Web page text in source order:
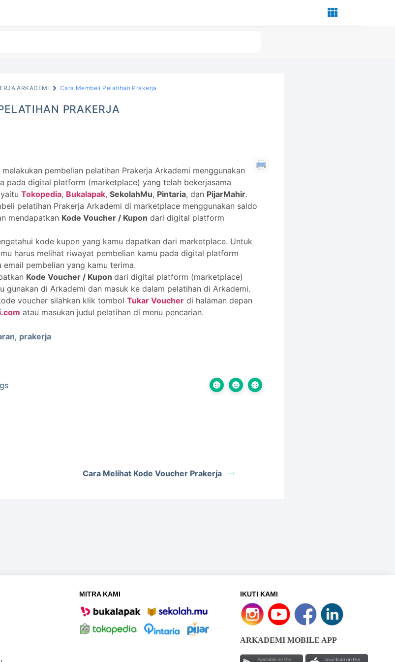
ARKADEMI Cara Membeli Pelatihan Prakerja
PRAKERJA
pembelian pelatihan Prakerja Arkademi menggunakan
pada digital platform (marketplace) yang telah bekerjasama
Tokopedia, Bukalapak, SekolahMu, Pintaria, dan PijarMahir.
pelatihan Prakerja Arkademi di marketplace menggunakan saldo
mendapatkan Kode Voucher / Kupon dari digital platform
kode kupon yang kamu dapatkan dari marketplace. Untuk
harus melihat riwayat pembelian kamu pada digital platform
pembelian yang kamu terima.
Kode Voucher / Kupon dari digital platform (marketplace)
gunakan di Arkademi dan masuk ke dalam pelatihan di Arkademi.
voucher silahkan klik tombol Tukar Voucherdi halaman depan
atau masukan judul pelatihan di menu pencarian.
, prakerja
Cara Melihat Kode Voucher Prakerja
MITRA KAMI IKUTI KAMI
ARKADEMI MOBILE APP